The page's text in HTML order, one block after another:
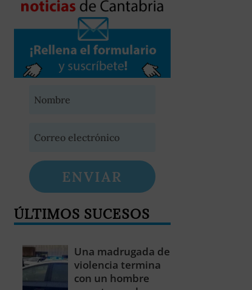
ENVIAR
ÚLTIMOS SUCESOS
Una madrugada de
violencia termina
con un hombre